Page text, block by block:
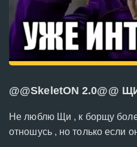
@@SkeletON 2.0@@
Не люблю Щи , к борщу
отношусь , но только если